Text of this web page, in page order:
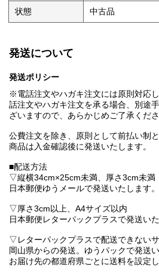
状態 中古品
発送について
発送ポリシー
※電話注文やハガキ注文には原則対応
話注文やハガキ注文を承る場合、別途
ざいますので、あらかじめご了承くださ
公費注文を除き、原則として前払い制
商品は入金確認後に発送いたします。
■配送方法
▽縦横34cm×25cm未満、厚さ3cm未満
日本郵便ゆうメールで発送いたします。
▽厚さ3cm以上、A4サイズ以内
日本郵便レターパックプラスで発送いた
▽レターパックプラスで配送できない
岡山県からの発送。ゆうパックで発送い
お届け先の都道府県ごとに送料を設定し